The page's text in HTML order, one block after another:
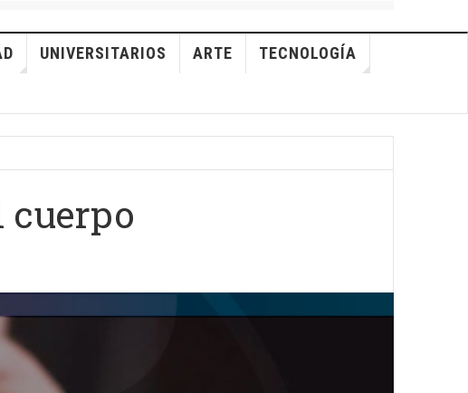
UNIVERSITARIOS ARTE TECNOLOGÍA
cuerpo